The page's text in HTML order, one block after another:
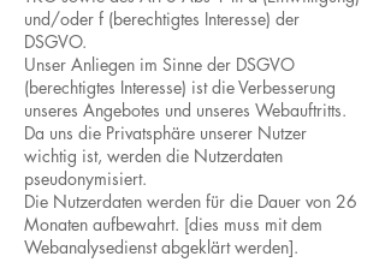
und/oder f (berechtigtes Interesse) der
DSGVO.
Unser Anliegen im Sinne der DSGVO
(berechtigtes Interesse) ist die Verbesserung
unseres Angebotes und unseres Webauftritts.
Da uns die Privatsphäre unserer Nutzer
wichtig ist, werden die Nutzerdaten
pseudonymisiert.
Die Nutzerdaten werden für die Dauer von 26
Monaten aufbewahrt. [dies muss mit dem
Webanalysedienst abgeklärt werden].